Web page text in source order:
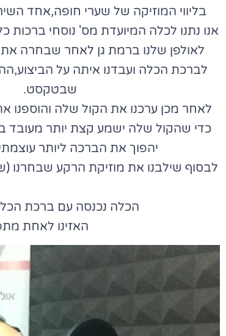
בליווי המוזיקה של שערי חופה,אחד
אנו נתנו לכלה המיועדת מס' נוסחי ברכות
לאולפן שלנו ברמת גן לאחר שבחרה את
לברכת הכלה ועבדנו איתה על
שבטקסט.
לאחר מכן ערכנו את הקול שלה והוספנו
כדי שהקול שלה ישמע קצת יותר מעובד
יהפוך את הברכה ליותר
לבסוף שילבנו את מוזיקת הרקע שבחרנו
הכלה נכנסה עם ברכת
האזינו לאחת